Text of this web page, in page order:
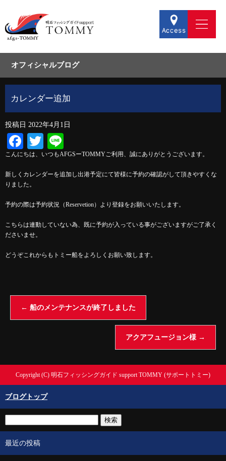
オフィシャルブログ
カレンダー追加
投稿日 2022年4月1日
Facebook
Twitter
こんにちは、いつもAFGSーTOMMYご利用、誠にありがとうございます。
新しくカレンダーを追加し出港予定にて皆様に予約の確認がして頂きやすくな
りました。
予約の際は予約状況（Reservetion）より登録をお願いいたします。
こちらは連動していない為、既に予約が入っている事がございますがご了承く
ださいませ。
どうぞこれからもトミー船をよろしくお願い致します。
← 船のメンテナンスが終了しました
アクアフュージョン様 →
Copyright (C) 明石フィッシングガイド support TOMMY (サポートトミー)
ブログトップ
最近の投稿